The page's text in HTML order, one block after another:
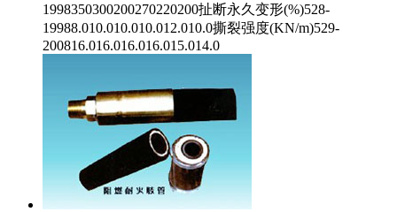
1998350300200270220200扯断永久变形(%)528-
19988.010.010.010.012.010.0撕裂强度(KN/m)529-
200816.016.016.016.015.014.0